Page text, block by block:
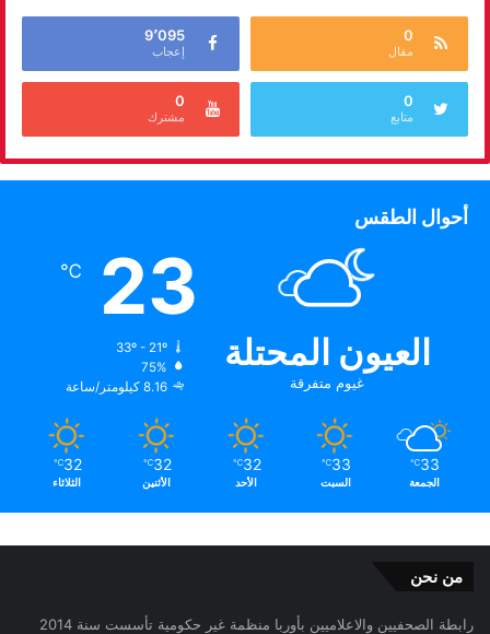
0
مقال
9٬095
إعجاب
0
متابع
0
مشترك
أحوال الطقس
العيون المحتلة
غيوم متفرقة
23
℃
33º - 21º
75%
8.16 كيلومتر/ساعة
33
℃
الجمعة
33
℃
السبت
32
℃
الأحد
32
℃
الأثنين
32
℃
الثلاثاء
من نحن
رابطة الصحفيين والاعلاميين بأوربا منظمة غير حكومية تأسست سنة 2014